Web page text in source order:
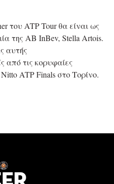
του ATP Tour θα είναι ως
της AB InBev, Stella Artois.
αυτής
από τις κορυφαίες
ATP Finals στο Τορίνο.